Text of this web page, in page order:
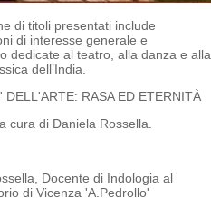
di titoli presentati include
di interesse generale e
dedicate al teatro, alla danza e alla
dell’India.
DELL'ARTE: RASA ED ETERNITÀ
cura di Daniela Rossella.
Docente di Indologia al
di Vicenza 'A.Pedrollo'